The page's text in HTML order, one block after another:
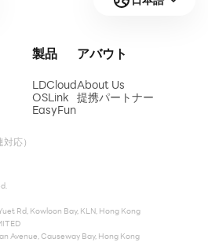
応）
製品
LDCloud
OSLink
EasyFun
アバウト
About Us
提携パートナー
Rd, Kowloon Bay, KLN, Hong Kong
Avenue, Causeway Bay, Hong Kong